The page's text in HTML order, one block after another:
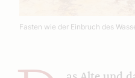
Fasten wie der Einbruch des